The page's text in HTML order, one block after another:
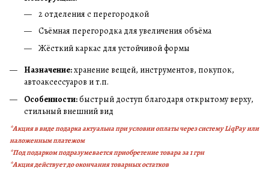
2 отделения с перегородкой
Съёмная перегородка для увеличения объёма
Жёсткий каркас для устойчивой формы
Назначение:хранение вещей, инструментов, покупок,
автоаксессуаров и т.п.
Особенности:быстрый доступ благодаря открытому верху,
стильный внешний вид
*Акция в виде подарка актуальна при условии оплаты через систему LiqPay или
наложенным платежом
*Под подарком подразумевается приобретение товара за 1 грн
*Акция действует до окончания товарных остатков